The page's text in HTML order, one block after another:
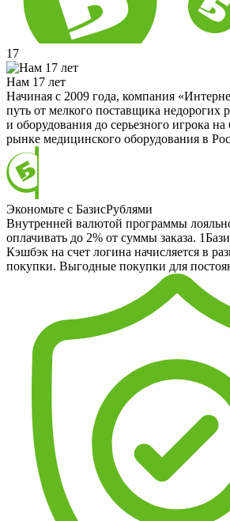
17
Нам 17 лет
Начиная с 2009 года, компания
путь от мелкого поставщика недорогих
и оборудования до серьезного игрока
рынке медицинского оборудования в
Экономьте с БазисРублями
Внутренней валютой программы
оплачивать до 2% от суммы заказа.
Кэшбэк на счет логина начисляется в
покупки. Выгодные покупки для